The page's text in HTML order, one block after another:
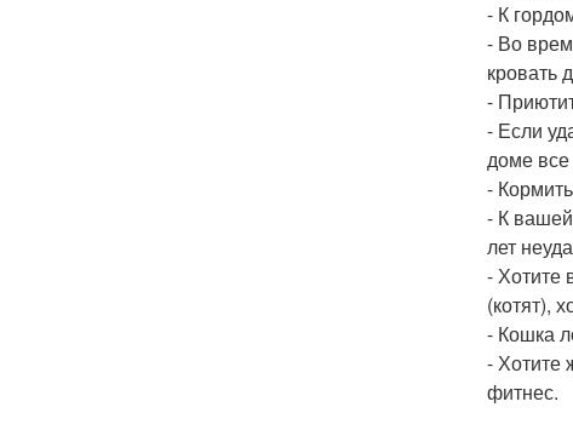
- К
- Во
кровать
-
- Если
доме все
-
- К вашей
лет
- Хотите
(котят),
- Кошка
- Хотите
фитнес.